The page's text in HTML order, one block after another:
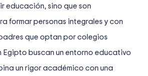
educación, sino que son
formar personas integrales y con
que optan por colegios
Egipto buscan un entorno educativo
un rigor académico con una